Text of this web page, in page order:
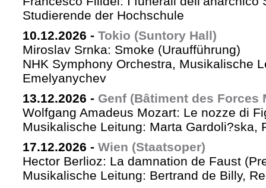
Studierende der Hochschule
10.12.2026 - Tokio (Suntory Hall)
Miroslav Srnka: Smoke (Uraufführung)
NHK Symphony Orchestra, Musikalische
Emelyanychev
13.12.2026 - Genf (Bâtiment des Forces
Wolfgang Amadeus Mozart: Le nozze di
Musikalische Leitung: Marta Gardoli?ska,
17.12.2026 - Wien (Staatsoper)
Hector Berlioz: La damnation de Faust
Musikalische Leitung: Bertrand de Billy,